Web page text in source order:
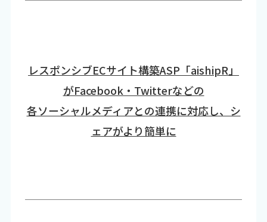
レスポンシブECサイト構築ASP「aishipR」
がFacebook・Twitterなどの
各ソーシャルメディアとの連携に対応し、シ
ェアがより簡単に